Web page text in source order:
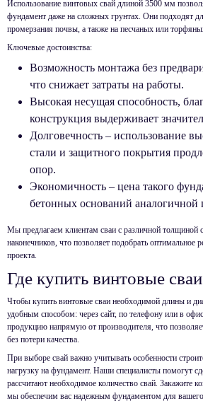
Использование винтовых свай длиной 3500 мм
фундамент даже на сложных грунтах. Они подходят
промерзания почвы, а также на песчаных или
Ключевые достоинства:
Возможность монтажа без
что снижает затраты на работы.
Высокая несущая способность,
конструкция выдерживает
Долговечность – использование
стали и защитного покрытия
опор.
Экономичность – цена такого
бетонных оснований аналогичной
Мы предлагаем клиентам сваи с различной толщиной
наконечников, что позволяет подобрать оптимальное
проекта.
Где купить винтовые
Чтобы купить винтовые сваи необходимой длины и
удобным способом: через сайт, по телефону или в
продукцию напрямую от производителя, что
без потери качества.
При выборе свай важно учитывать особенности
нагрузку на фундамент. Наши специалисты помогут
рассчитают необходимое количество свай. Закажите
мы обеспечим вас надежным фундаментом для вашего